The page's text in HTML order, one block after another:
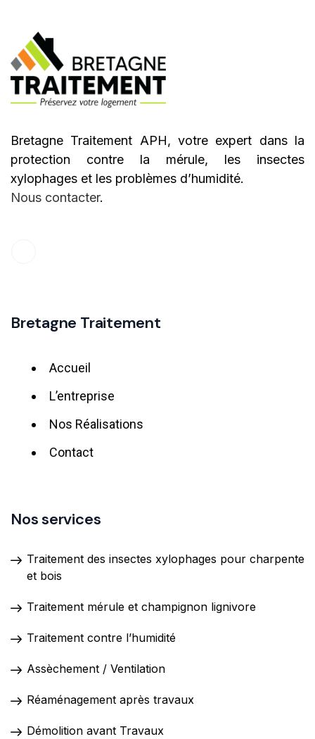
Bretagne Traitement APH, votre expert dans la
protection contre la mérule, les insectes
xylophages et les problèmes d’humidité.
Nous contacter.
Bretagne Traitement
Accueil
L’entreprise
Nos Réalisations
Contact
Nos services
Traitement des insectes xylophages pour charpente
et bois
Traitement mérule et champignon lignivore
Traitement contre l’humidité
Assèchement / Ventilation
Réaménagement après travaux
Démolition avant Travaux